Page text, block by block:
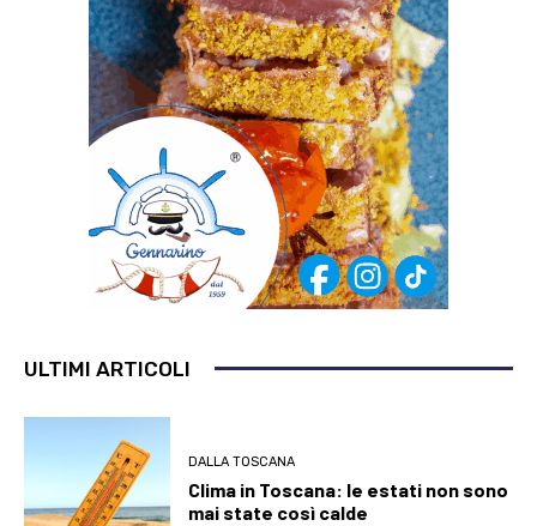
ULTIMI ARTICOLI
DALLA TOSCANA
Clima in Toscana: le estati non sono
mai state così calde